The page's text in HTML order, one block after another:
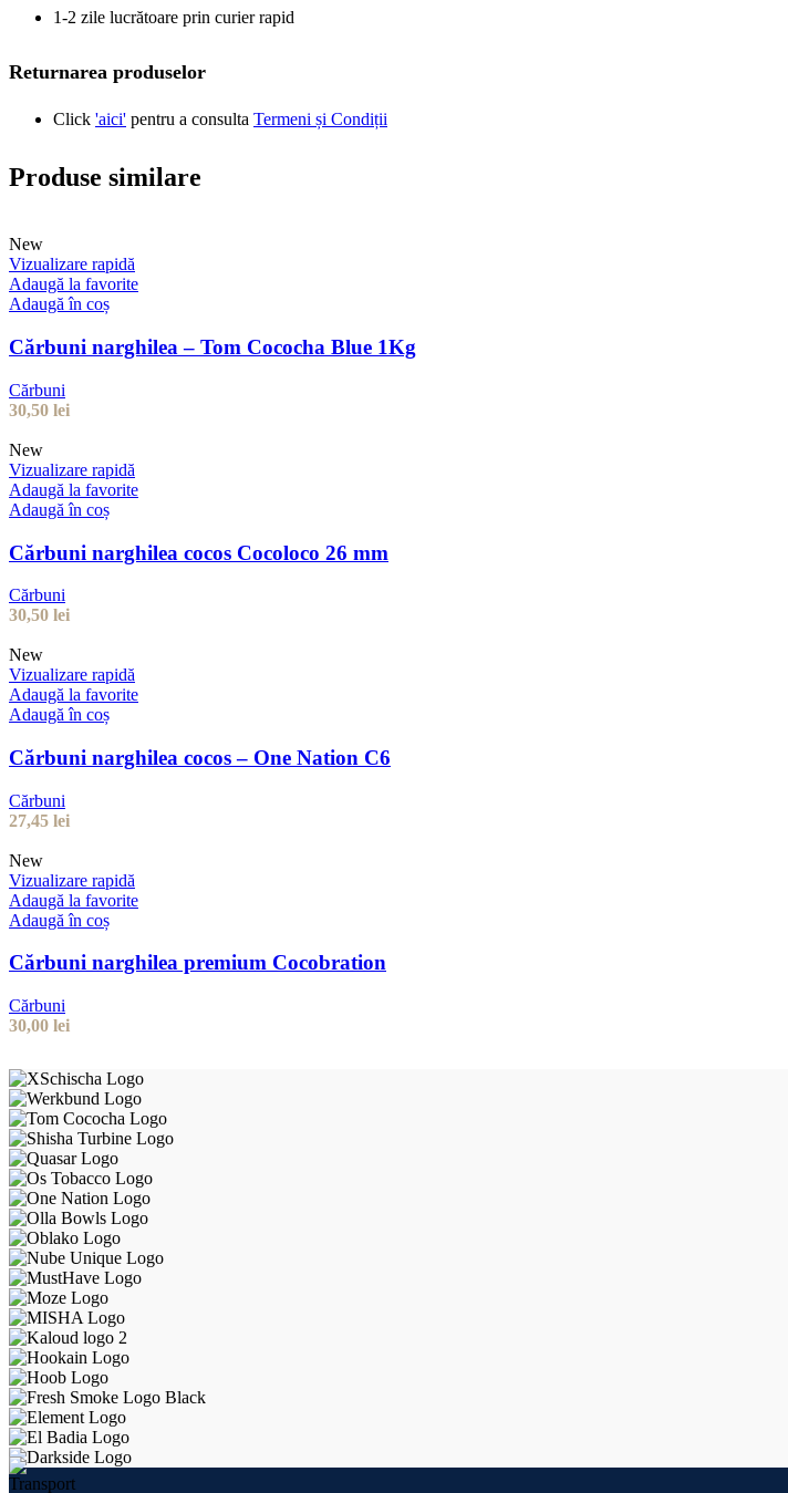
1-2 zile lucrătoare prin curier rapid
Returnarea produselor
Click 'aici' pentru a consulta Termeni și Condiții
Produse similare
New
Vizualizare rapidă
Adaugă la favorite
Adaugă în coș
Cărbuni narghilea – Tom Cococha Blue 1Kg
Cărbuni
30,50 lei
New
Vizualizare rapidă
Adaugă la favorite
Adaugă în coș
Cărbuni narghilea cocos Cocoloco 26 mm
Cărbuni
30,50 lei
New
Vizualizare rapidă
Adaugă la favorite
Adaugă în coș
Cărbuni narghilea cocos – One Nation C6
Cărbuni
27,45 lei
New
Vizualizare rapidă
Adaugă la favorite
Adaugă în coș
Cărbuni narghilea premium Cocobration
Cărbuni
30,00 lei